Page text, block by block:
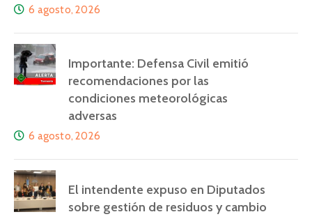
6 agosto, 2026
Importante: Defensa Civil emitió
recomendaciones por las
condiciones meteorológicas
adversas
6 agosto, 2026
El intendente expuso en Diputados
sobre gestión de residuos y cambio